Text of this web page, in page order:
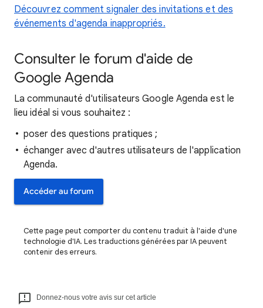
Découvrez comment signaler des invitations et des
événements d'agenda inappropriés.
Consulter le forum d'aide de
Google Agenda
La communauté d'utilisateurs Google Agenda est le
lieu idéal si vous souhaitez :
poser des questions pratiques ;
échanger avec d'autres utilisateurs de l'application
Agenda.
Accéder au forum
Cette page peut comporter du contenu traduit à l'aide d'une
technologie d'IA. Les traductions générées par IA peuvent
contenir des erreurs.
Donnez-nous votre avis sur cet article